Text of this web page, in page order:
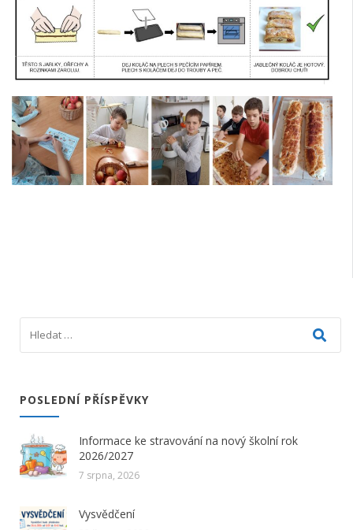
POSLEDNÍ PŘÍSPĚVKY
Informace ke stravování na nový školní rok
2026/2027
7 srpna, 2026
Vysvědčení